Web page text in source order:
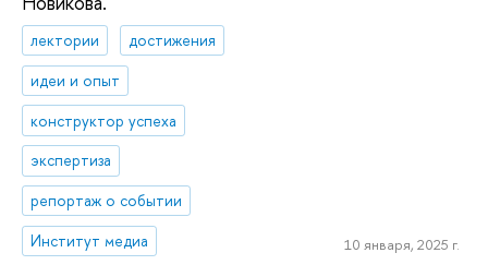
лектории
достижения
идеи и опыт
конструктор успеха
экспертиза
репортаж о событии
Институт медиа
10 января, 2025 г.